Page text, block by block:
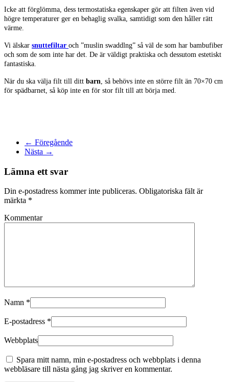
Icke att förglömma, dess termostatiska egenskaper gör att filten även vid
högre temperaturer ger en behaglig svalka, samtidigt som den håller rätt
värme.
Vi älskar snuttefiltar och ”muslin swaddlng” så väl de som har bambufiber
och som de som inte har det. De är väldigt praktiska och dessutom estetiskt
fantastiska.
När du ska välja filt till ditt barn , så behövs inte en större filt än 70×70 cm
för spädbarnet, så köp inte en för stor filt till att börja med.
← Föregående
Nästa →
Lämna ett svar
Din e-postadress kommer inte publiceras. Obligatoriska fält är
märkta *
Kommentar
Namn *
E-postadress *
Webbplats
Spara mitt namn, min e-postadress och webbplats i denna
webbläsare till nästa gång jag skriver en kommentar.